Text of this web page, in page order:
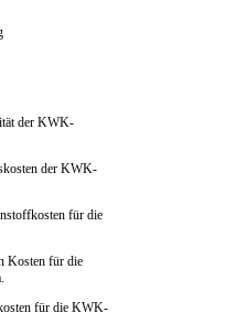
der KWK-
der KWK-
für die
Kosten für die
für die KWK-